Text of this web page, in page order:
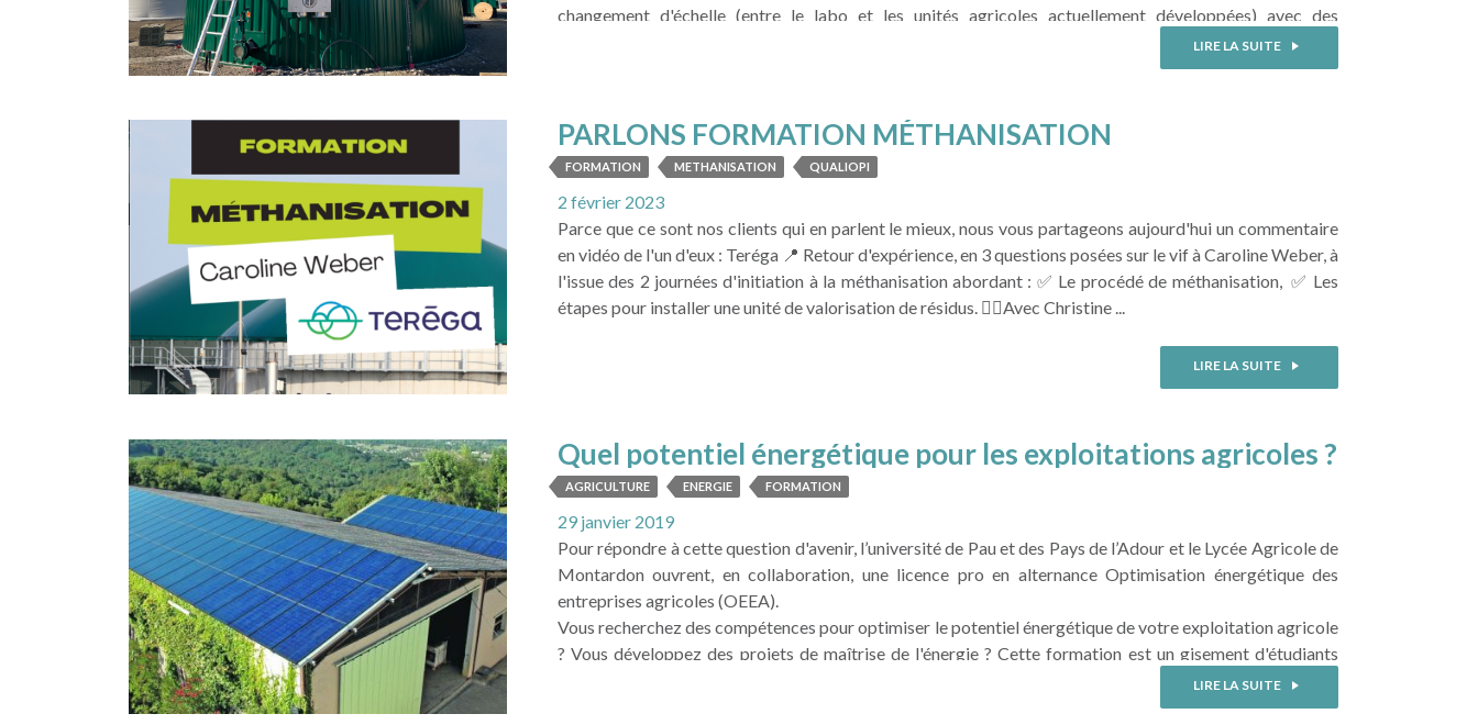
changement d'échelle (entre le labo et les unités agricoles actuellement développées) avec des
LIRE LA SUITE
LIRE LA SUITE
PARLONS FORMATION MÉTHANISATION
FORMATION METHANISATION QUALIOPI
2 février 2023
Parce que ce sont nos clients qui en parlent le mieux, nous vous partageons aujourd'hui un commentaire
en vidéo de l'un d'eux : Teréga 📍 Retour d'expérience, en 3 questions posées sur le vif à Caroline Weber, à
l'issue des 2 journées d'initiation à la méthanisation abordant : ✅ Le procédé de méthanisation, ✅ Les
étapes pour installer une unité de valorisation de résidus. 👉🏻Avec Christine ...
LIRE LA SUITE
Quel potentiel énergétique pour les exploitations agricoles ?
AGRICULTURE ENERGIE FORMATION
29 janvier 2019
Pour répondre à cette question d'avenir, l’université de Pau et des Pays de l’Adour et le Lycée Agricole de
Montardon ouvrent, en collaboration, une licence pro en alternance Optimisation énergétique des
entreprises agricoles (OEEA).
Vous recherchez des compétences pour optimiser le potentiel énergétique de votre exploitation agricole
? Vous développez des projets de maîtrise de l'énergie ? Cette formation est un gisement d'étudiants
LIRE LA SUITE